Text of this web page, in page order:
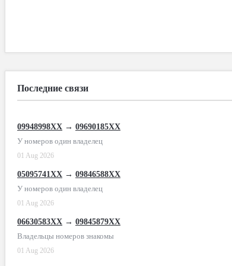
Последние связи
09948998XX → 09690185XX
У номеров один владелец
01 Aug 2026
05095741XX → 09846588XX
У номеров один владелец
01 Aug 2026
06630583XX → 09845879XX
Владельцы номеров знакомы
01 Aug 2026